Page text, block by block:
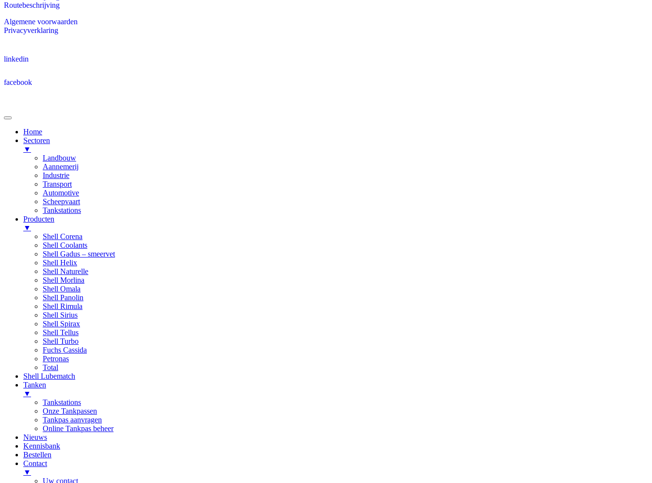
Routebeschrijving
Algemene voorwaarden
Privacyverklaring
linkedin
facebook
Home
Sectoren
▼
Landbouw
Aannemerij
Industrie
Transport
Automotive
Scheepvaart
Tankstations
Producten
▼
Shell Corena
Shell Coolants
Shell Gadus – smeervet
Shell Helix
Shell Naturelle
Shell Morlina
Shell Omala
Shell Panolin
Shell Rimula
Shell Sirius
Shell Spirax
Shell Tellus
Shell Turbo
Fuchs Cassida
Petronas
Total
Shell Lubematch
Tanken
▼
Tankstations
Onze Tankpassen
Tankpas aanvragen
Online Tankpas beheer
Nieuws
Kennisbank
Bestellen
Contact
▼
Uw contact